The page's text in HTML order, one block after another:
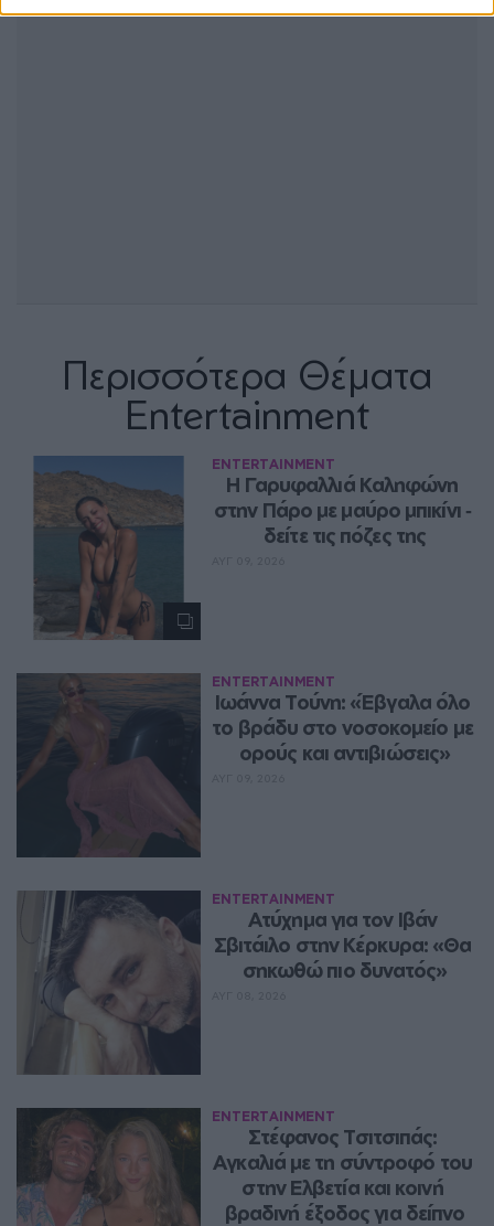
Περισσότερα Θέματα
Entertainment
ENTERTAINMENT
Η Γαρυφαλλιά Καληφώνη
στην Πάρο με μαύρο μπικίνι ‑
δείτε τις πόζες της
ENTERTAINMENT
Ιωάννα Τούνη: «Έβγαλα όλο
το βράδυ στο νοσοκομείο με
ορούς και αντιβιώσεις»
ENTERTAINMENT
Ατύχημα για τον Ιβάν
Σβιτάιλο στην Κέρκυρα: «Θα
σηκωθώ πιο δυνατός»
ENTERTAINMENT
Στέφανος Τσιτσιπάς:
Αγκαλιά με τη σύντροφό του
στην Ελβετία και κοινή
βραδινή έξοδος για δείπνο